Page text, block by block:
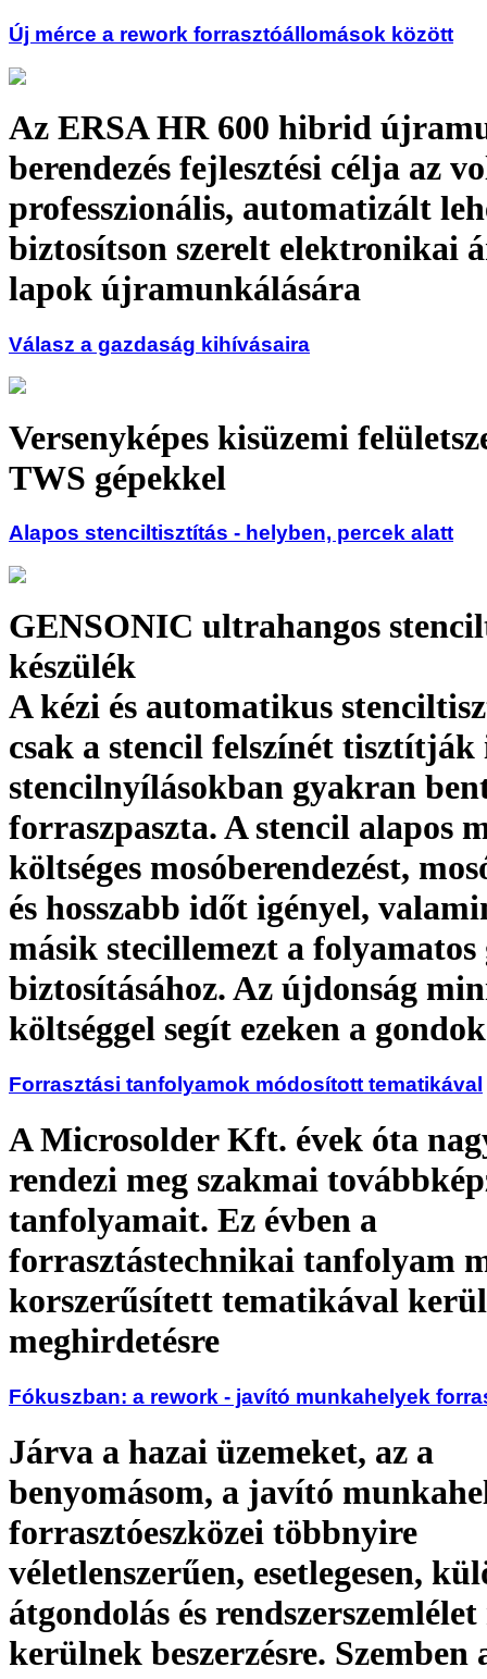
Új mérce a rework forrasztóállomások között
Az ERSA HR 600 hibrid
berendezés fejlesztési célja az
professzionális, automatizált
biztosítson szerelt elektronikai
lapok újramunkálására
Válasz a gazdaság kihívásaira
Versenyképes kisüzemi
TWS gépekkel
Alapos stenciltisztítás - helyben, percek alatt
GENSONIC ultrahangos
készülék
A kézi és automatikus
csak a stencil felszínét tisztítják
stencilnyílásokban gyakran
forraszpaszta. A stencil alapos
költséges mosóberendezést,
és hosszabb időt igényel,
másik stecillemezt a folyamatos
biztosításához. Az újdonság
költséggel segít ezeken a
Forrasztási tanfolyamok módosított tematikával
A Microsolder Kft. évek óta
rendezi meg szakmai
tanfolyamait. Ez évben a
forrasztástechnikai tanfolyam
korszerűsített tematikával
meghirdetésre
Fókuszban: a rework - javító munkahelyek
Járva a hazai üzemeket, az a
benyomásom, a javító
forrasztóeszközei többnyire
véletlenszerűen, esetlegesen,
átgondolás és
kerülnek beszerzésre. Szemben